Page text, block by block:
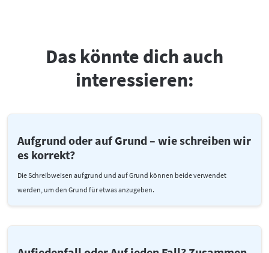
Das könnte dich auch
interessieren:
Aufgrund oder auf Grund – wie schreiben wir
es korrekt?
Die Schreibweisen aufgrund und auf Grund können beide verwendet
werden, um den Grund für etwas anzugeben.